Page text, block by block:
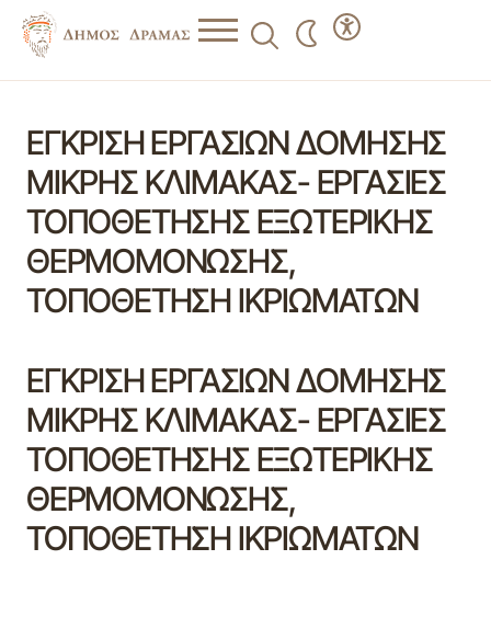
ΕΓΚΡΙΣΗ ΕΡΓΑΣΙΩΝ ΔΟΜΗΣΗΣ
ΜΙΚΡΗΣ ΚΛΙΜΑΚΑΣ- ΕΡΓΑΣΙΕΣ
ΤΟΠΟΘΕΤΗΣΗΣ ΕΞΩΤΕΡΙΚΗΣ
ΘΕΡΜΟΜΟΝΩΣΗΣ,
ΤΟΠΟΘΕΤΗΣΗ ΙΚΡΙΩΜΑΤΩΝ
ΕΓΚΡΙΣΗ ΕΡΓΑΣΙΩΝ ΔΟΜΗΣΗΣ
ΜΙΚΡΗΣ ΚΛΙΜΑΚΑΣ- ΕΡΓΑΣΙΕΣ
ΤΟΠΟΘΕΤΗΣΗΣ ΕΞΩΤΕΡΙΚΗΣ
ΘΕΡΜΟΜΟΝΩΣΗΣ,
ΤΟΠΟΘΕΤΗΣΗ ΙΚΡΙΩΜΑΤΩΝ